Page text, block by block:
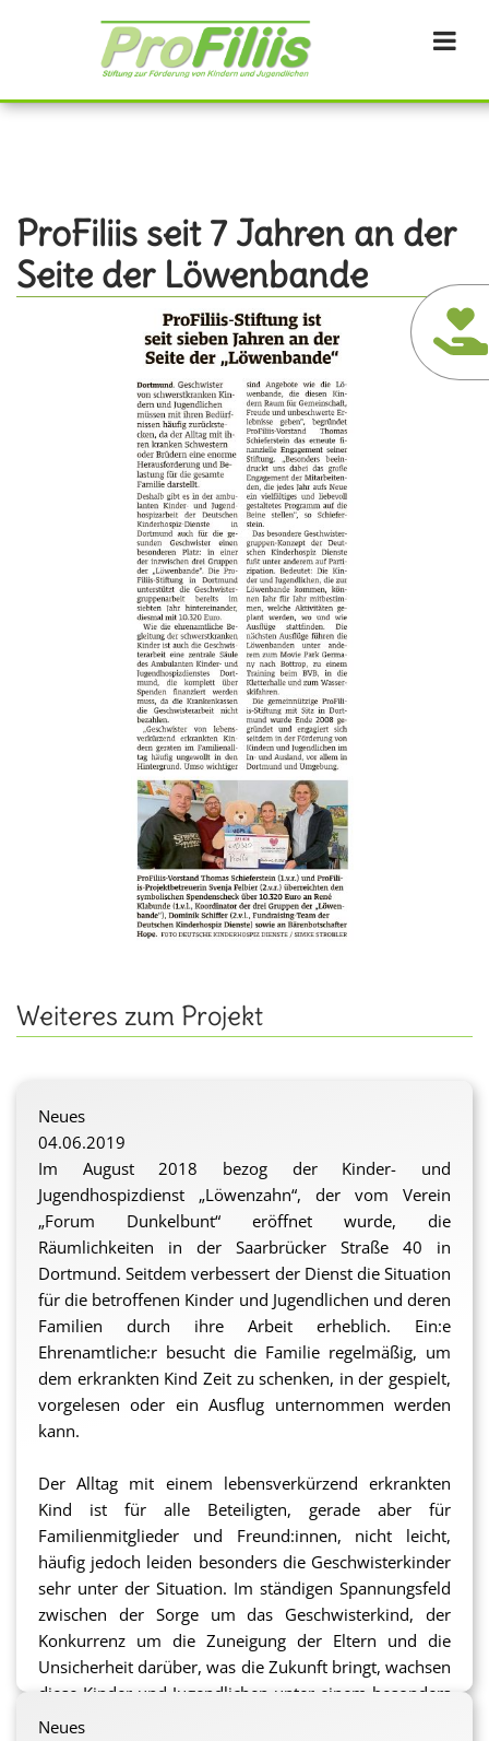
ProFiliis seit 7 Jahren an der
Seite der Löwenbande
Weiteres zum Projekt
Neues
04.06.2019
Im August 2018 bezog der Kinder- und
Jugendhospizdienst „Löwenzahn“, der vom Verein
„Forum Dunkelbunt“ eröffnet wurde, die
Räumlichkeiten in der Saarbrücker Straße 40 in
Dortmund. Seitdem verbessert der Dienst die Situation
für die betroffenen Kinder und Jugendlichen und deren
Familien durch ihre Arbeit erheblich. Ein:e
Ehrenamtliche:r besucht die Familie regelmäßig, um
dem erkrankten Kind Zeit zu schenken, in der gespielt,
vorgelesen oder ein Ausflug unternommen werden
kann.
Der Alltag mit einem lebensverkürzend erkrankten
Kind ist für alle Beteiligten, gerade aber für
Familienmitglieder und Freund:innen, nicht leicht,
häufig jedoch leiden besonders die Geschwisterkinder
sehr unter der Situation. Im ständigen Spannungsfeld
zwischen der Sorge um das Geschwisterkind, der
Konkurrenz um die Zuneigung der Eltern und die
Unsicherheit darüber, was die Zukunft bringt, wachsen
diese Kinder und Jugendlichen unter einem besonders
schweren Druck auf.
Neues